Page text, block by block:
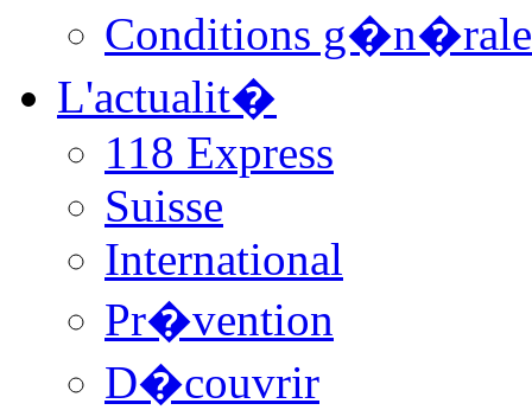
Conditions
L'actualit�
118 Express
Suisse
International
Pr�vention
D�couvrir